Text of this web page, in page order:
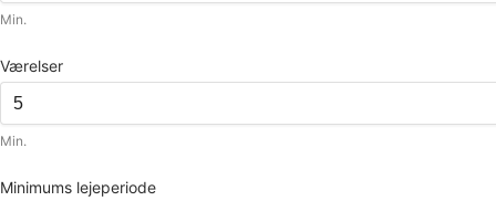
Min.
Værelser
Min.
Minimums lejeperiode